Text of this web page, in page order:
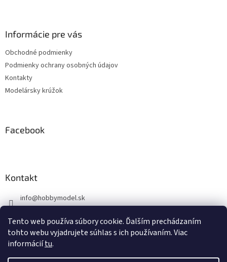
Tento web používa súbory cookie. Ďalším prechádzaním
tohto webu vyjadrujete súhlas s ich používaním. Viac
informáciítu.
Informácie pre vás
Obchodné podmienky
Podmienky ochrany osobných údajov
Kontakty
Modelársky krúžok
Facebook
Kontakt
info@hobbymodel.sk
https://www.facebook.com/skhobbymodel